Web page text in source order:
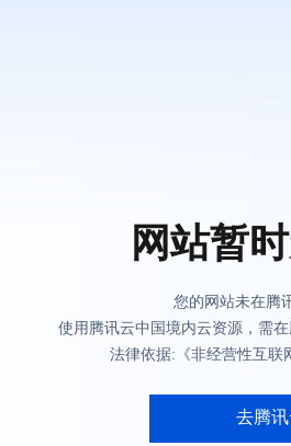
网站暂
您的网站未在腾
使用腾讯云中国境内云资源，需
法律依据:《非经营性互联
去腾